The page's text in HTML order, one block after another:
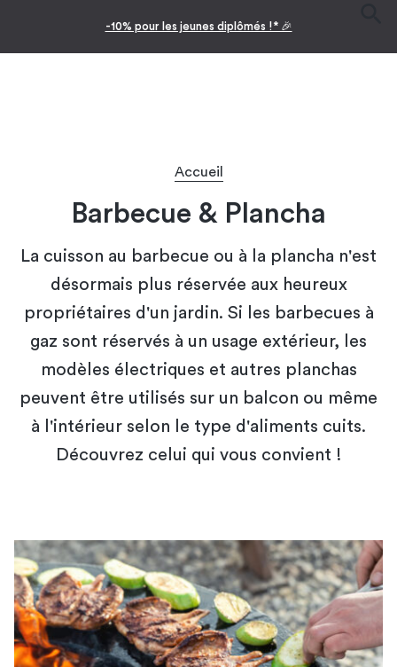
-10% pour les jeunes diplômés !* 🎉
Accueil
Barbecue & Plancha
La cuisson au barbecue ou à la plancha n'est
désormais plus réservée aux heureux
propriétaires d'un jardin. Si les barbecues à
gaz sont réservés à un usage extérieur, les
modèles électriques et autres planchas
peuvent être utilisés sur un balcon ou même
à l'intérieur selon le type d'aliments cuits.
Découvrez celui qui vous convient !